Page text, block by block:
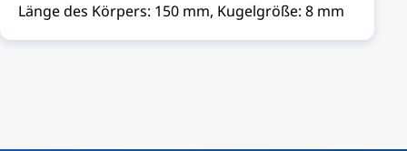
Länge des Körpers: 150 mm, Kugelgröße: 8 mm